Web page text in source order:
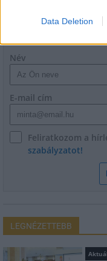
Data Deletion
HÍRLEVÉL
Név
E-mail cím
Feliratkozom a
szabályzatot!
LEGNÉZETTEBB